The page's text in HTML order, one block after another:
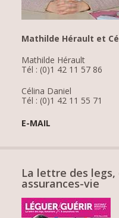
Mathilde Hérault et
Mathilde Hérault
Tél : (0)1 42 11 57 86
Célina Daniel
Tél : (0)1 42 11 55 71
E-MAIL
La lettre des
assurances-vie